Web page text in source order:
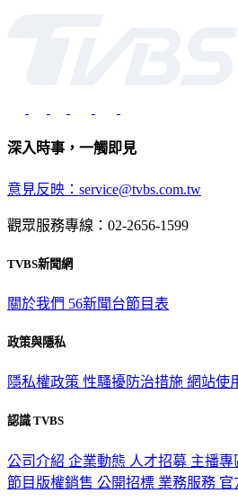
深入時事，一觸即見
意見反映：service@tvbs.com.tw
觀眾服務專線：02-2656-1599
TVBS新聞網
關於我們 56新聞台節目表
政策與隱私
隱私權政策 性騷擾防治措施 網站使
認識 TVBS
公司介紹 企業動態 人才招募 主播專
節目版權銷售 公開招標 業務服務 官